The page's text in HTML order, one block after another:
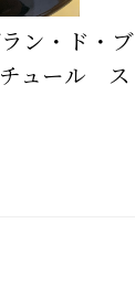
ン・ド・ブ
ュール ス